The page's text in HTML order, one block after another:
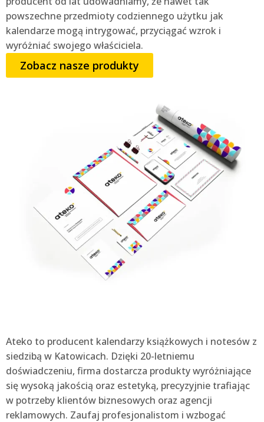
powszechne przedmioty codziennego użytku jak
kalendarze mogą intrygować, przyciągać wzrok i
wyróżniać swojego właściciela.
Zobacz nasze produkty
Ateko to producent kalendarzy książkowych i notesów z
siedzibą w Katowicach. Dzięki 20-letniemu
doświadczeniu, firma dostarcza produkty wyróżniające
się wysoką jakością oraz estetyką, precyzyjnie trafiając
w potrzeby klientów biznesowych oraz agencji
reklamowych. Zaufaj profesjonalistom i wzbogać